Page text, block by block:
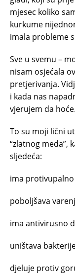
mjesec koliko
kurkume
imala probleme
Sve u svemu –
nisam osjećala
pretjerivanja.
i kada nas
vjerujem da hoće.
To su moji lični
“zlatnog meda”,
sljedeća:
ima
poboljšava
ima antivirusno
uništava
djeluje protiv